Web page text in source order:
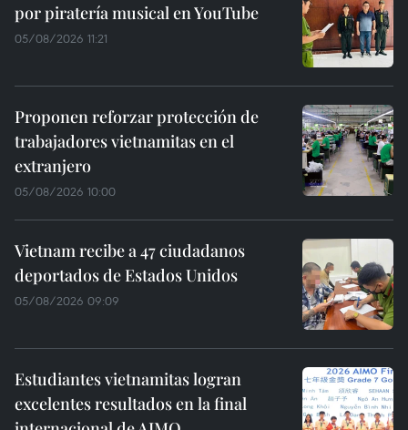
por piratería musical en YouTube
05/08/2026 11:21
Proponen reforzar protección de
trabajadores vietnamitas en el
extranjero
05/08/2026 10:00
Vietnam recibe a 47 ciudadanos
deportados de Estados Unidos
05/08/2026 09:09
Estudiantes vietnamitas logran
excelentes resultados en la final